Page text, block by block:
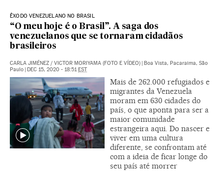
ÊXODO VENEZUELANO NO BRASIL
“O meu hoje é o Brasil”. A saga dos
venezuelanos que se tornaram cidadãos
brasileiros
CARLA JIMÉNEZ / VICTOR MORIYAMA (FOTO E VÍDEO) | Boa Vista, Pacaraima, São
Paulo | DEC 15, 2020 - 18:51EST
Mais de 262.000 refugiados e
migrantes da Venezuela
moram em 630 cidades do
país, o que aponta para ser a
maior comunidade
estrangeira aqui. Do nascer e
viver em uma cultura
diferente, se confrontam até
com a ideia de ficar longe do
seu país até morrer